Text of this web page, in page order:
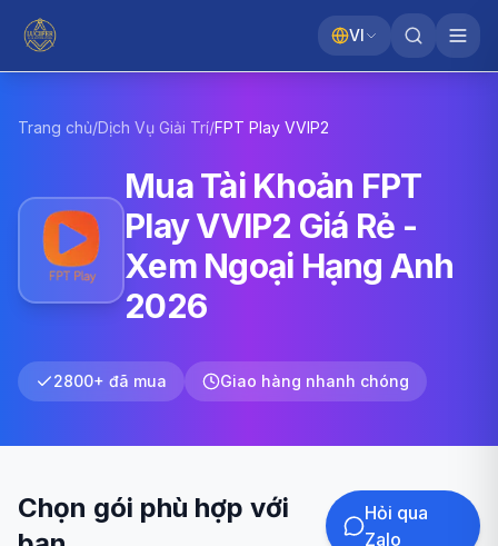
VI
Trang chủ/Dịch Vụ Giải Trí/FPT Play VVIP2
Mua Tài Khoản FPT
Play VVIP2 Giá Rẻ -
Xem Ngoại Hạng Anh
2026
2800+ đã mua Giao hàng nhanh chóng
Chọn gói phù hợp với
Hỏi qua
Zalo